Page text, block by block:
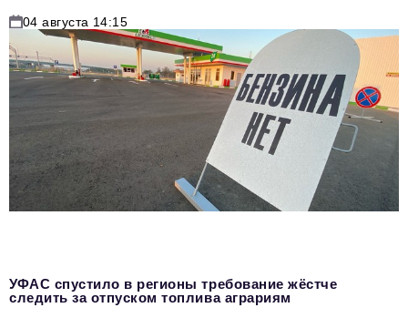
04 августа 14:15
УФАС спустило в регионы требование жёстче
следить за отпуском топлива аграриям